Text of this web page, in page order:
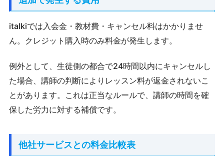
italkiでは入会金・教材費・キャンセル料はかかりませ
ん。クレジット購入時のみ料金が発生します。
例外として、生徒側の都合で24時間以内にキャンセルし
た場合、講師の判断によりレッスン料が返金されないこ
とがあります。これは正当なルールで、講師の時間を確
保した労力に対する補償です。
他社サービスとの料金比較表